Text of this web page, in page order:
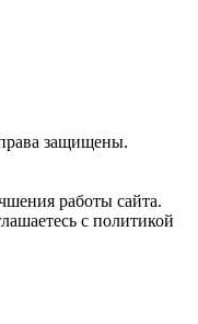
защищены.
работы сайта.
с политикой